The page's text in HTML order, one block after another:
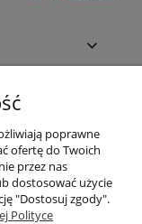
poprawne
ofertę do Twoich
przez nas
dostosować użycie
"Dostosuj zgody".
Polityce